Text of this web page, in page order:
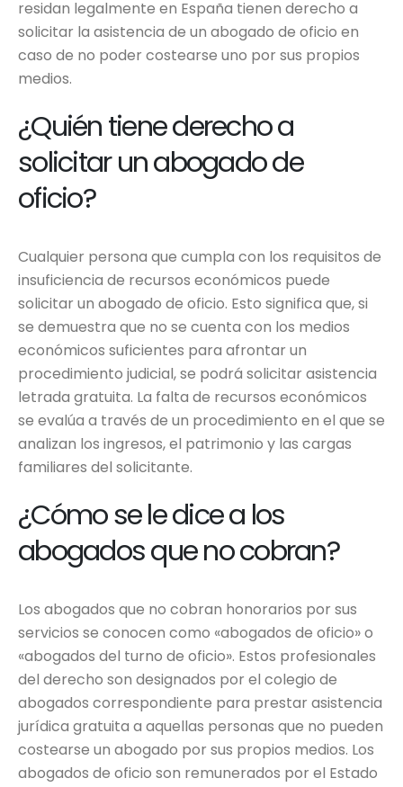
residan legalmente en España tienen derecho a
solicitar la asistencia de un abogado de oficio en
caso de no poder costearse uno por sus propios
medios.
¿Quién tiene derecho a
solicitar un abogado de
oficio?
Cualquier persona que cumpla con los requisitos de
insuficiencia de recursos económicos puede
solicitar un abogado de oficio. Esto significa que, si
se demuestra que no se cuenta con los medios
económicos suficientes para afrontar un
procedimiento judicial, se podrá solicitar asistencia
letrada gratuita. La falta de recursos económicos
se evalúa a través de un procedimiento en el que se
analizan los ingresos, el patrimonio y las cargas
familiares del solicitante.
¿Cómo se le dice a los
abogados que no cobran?
Los abogados que no cobran honorarios por sus
servicios se conocen como «abogados de oficio» o
«abogados del turno de oficio». Estos profesionales
del derecho son designados por el colegio de
abogados correspondiente para prestar asistencia
jurídica gratuita a aquellas personas que no pueden
costearse un abogado por sus propios medios. Los
abogados de oficio son remunerados por el Estado